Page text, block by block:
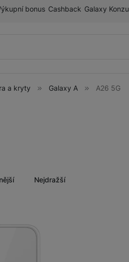
bonus Cashback Galaxy
k mobilnímu
skla
a kryty Galaxy A A26 5G
Nejdražší